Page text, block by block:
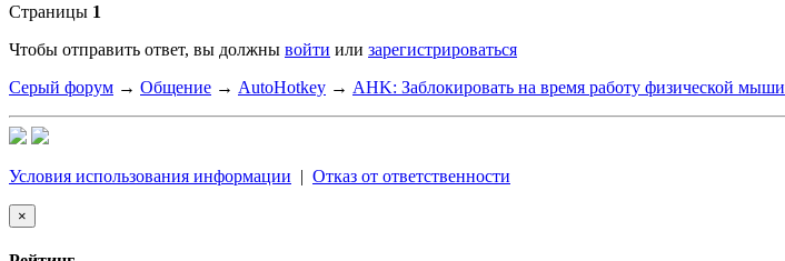
Страницы 1
Чтобы отправить ответ, вы должны войти или зарегистрироваться
Серый форум → Общение → AutoHotkey → AHK: Заблокировать на время работу физической мыши
Условия использования информации | Отказ от ответственности
×